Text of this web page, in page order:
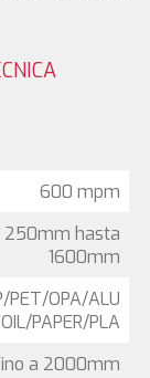
600 mpm
250mm hasta
1600mm
PET/OPA/ALU
PAPER/PLA
a 2000mm